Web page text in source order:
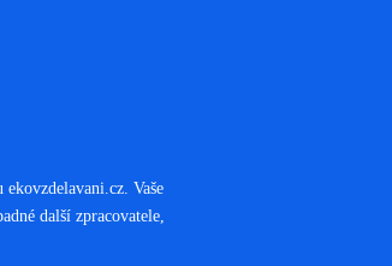
Vaše
další zpracovatele,